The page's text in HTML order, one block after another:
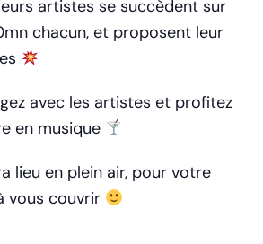
artistes se succèdent sur
chacun, et proposent leur
avec les artistes et profitez
en musique
lieu en plein air, pour votre
vous couvrir